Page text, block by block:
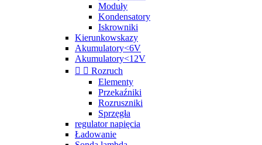
Moduły
Kondensatory
Iskrowniki
Kierunkowskazy
Akumulatory<6V
Akumulatory<12V
  Rozruch
Elementy
Przekaźniki
Rozruszniki
Sprzęgła
regulator napięcia
Ładowanie